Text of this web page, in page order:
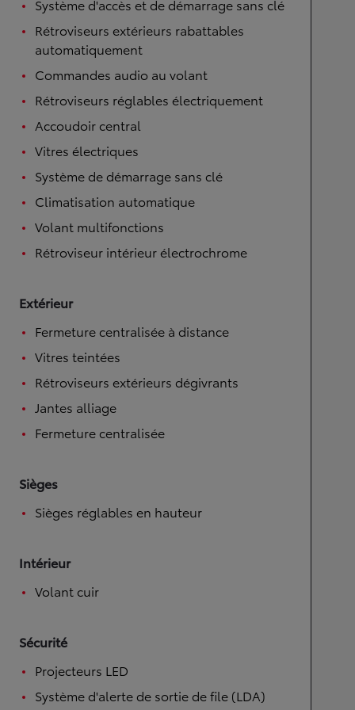
Système d'accès et de démarrage sans clé
Rétroviseurs extérieurs rabattables
automatiquement
Commandes audio au volant
Rétroviseurs réglables électriquement
Accoudoir central
Vitres électriques
Système de démarrage sans clé
Climatisation automatique
Volant multifonctions
Rétroviseur intérieur électrochrome
Extérieur
Fermeture centralisée à distance
Vitres teintées
Rétroviseurs extérieurs dégivrants
Jantes alliage
Fermeture centralisée
Sièges
Sièges réglables en hauteur
Intérieur
Volant cuir
Sécurité
Projecteurs LED
Système d'alerte de sortie de file (LDA)